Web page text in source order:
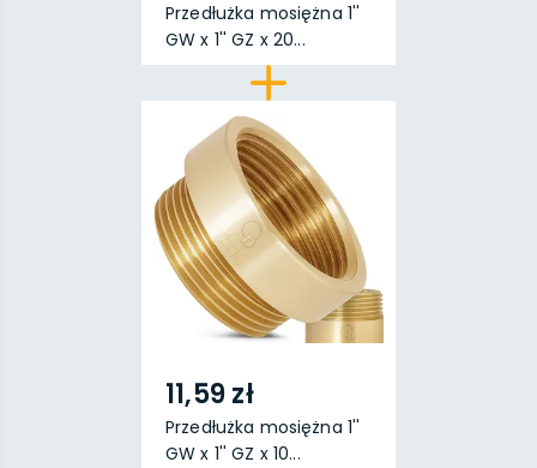
Przedłużka mosiężna 1''
GW x 1'' GZ x 20...
11,59 zł
Przedłużka mosiężna 1''
GW x 1'' GZ x 10...